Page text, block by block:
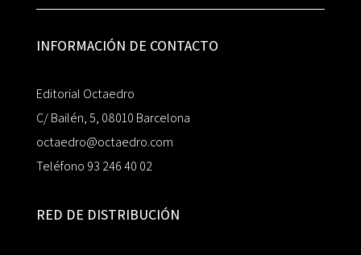
INFORMACIÓN DE CONTACTO
Editorial Octaedro
C/ Bailén, 5, 08010 Barcelona
octaedro@octaedro.com
Teléfono 93 246 40 02
RED DE DISTRIBUCIÓN